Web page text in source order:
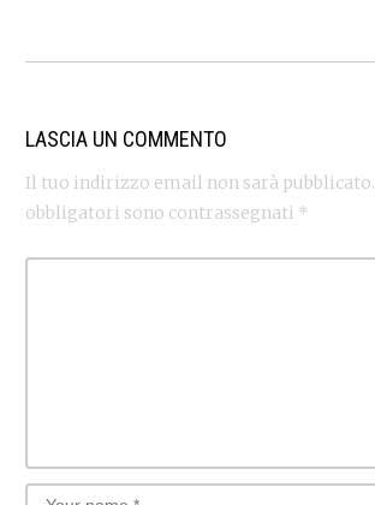
LASCIA UN COMMENTO
Il tuo indirizzo email non sarà pubblicato.
obbligatori sono contrassegnati *